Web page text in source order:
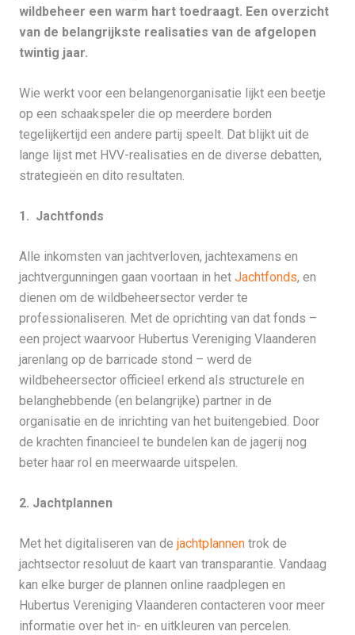
wildbeheer een warm hart toedraagt. Een overzicht
van de belangrijkste realisaties van de afgelopen
twintig jaar.
Wie werkt voor een belangenorganisatie lijkt een beetje
op een schaakspeler die op meerdere borden
tegelijkertijd een andere partij speelt. Dat blijkt uit de
lange lijst met HVV-realisaties en de diverse debatten,
strategieën en dito resultaten.
1. Jachtfonds
Alle inkomsten van jachtverloven, jachtexamens en
jachtvergunningen gaan voortaan in het Jachtfonds, en
dienen om de wildbeheersector verder te
professionaliseren. Met de oprichting van dat fonds –
een project waarvoor Hubertus Vereniging Vlaanderen
jarenlang op de barricade stond – werd de
wildbeheersector officieel erkend als structurele en
belanghebbende (en belangrijke) partner in de
organisatie en de inrichting van het buitengebied. Door
de krachten financieel te bundelen kan de jagerij nog
beter haar rol en meerwaarde uitspelen.
2. Jachtplannen
Met het digitaliseren van de jachtplannentrok de
jachtsector resoluut de kaart van transparantie. Vandaag
kan elke burger de plannen online raadplegen en
Hubertus Vereniging Vlaanderen contacteren voor meer
informatie over het in- en uitkleuren van percelen.